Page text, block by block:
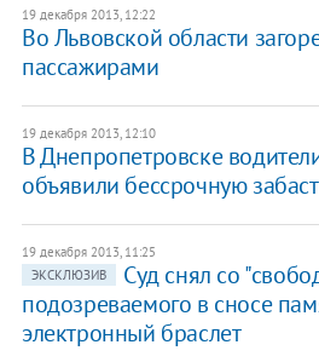
19 декабря 2013, 12:22
Во Львовской области
пассажирами
19 декабря 2013, 12:10
В Днепропетровске
объявили бессрочную
19 декабря 2013, 11:25
ЭКСКЛЮЗИВ
Суд снял со
подозреваемого в сносе
электронный браслет